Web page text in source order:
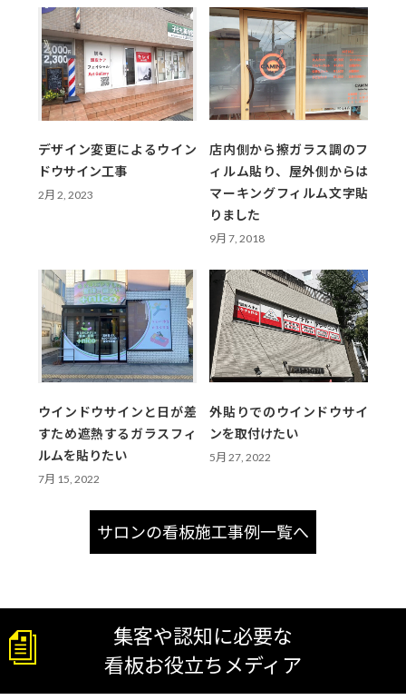
デザイン変更によるウイン
ドウサイン工事
2月 2, 2023
店内側から擦ガラス調のフ
ィルム貼り、屋外側からは
マーキングフィルム文字貼
りました
9月 7, 2018
ウインドウサインと日が差
すため遮熱するガラスフィ
ルムを貼りたい
7月 15, 2022
外貼りでのウインドウサイ
ンを取付けたい
5月 27, 2022
サロンの看板施工事例一覧へ
集客や認知に必要な
看板お役立ちメディア